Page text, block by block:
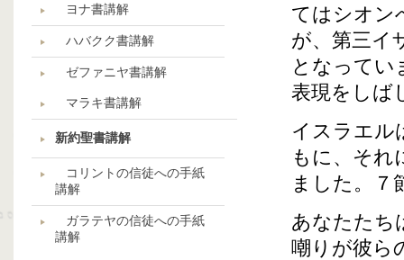
ヨナ書講解
ハバクク書講解
ゼファニヤ書講解
マラキ書講解
新約聖書講解
コリントの信徒への手紙
講解
ガラテヤの信徒への手紙
講解
てはシオン
が、第三イ
となってい
表現をしば
イスラエル
もに、それ
ました。７
あなたたち
嘲りが彼ら